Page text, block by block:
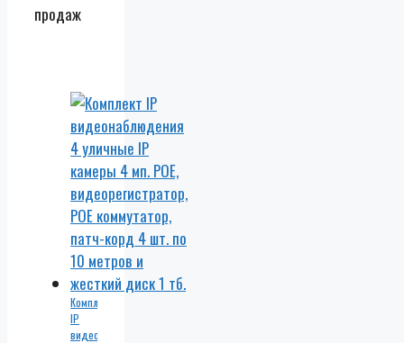
продаж
Комплект
IP
видеонаблюдения